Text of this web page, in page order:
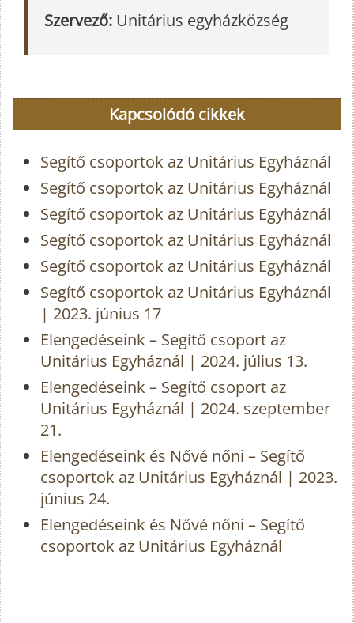
Szervező: Unitárius egyházközség
Kapcsolódó cikkek
Segítő csoportok az Unitárius Egyháznál
Segítő csoportok az Unitárius Egyháznál
Segítő csoportok az Unitárius Egyháznál
Segítő csoportok az Unitárius Egyháznál
Segítő csoportok az Unitárius Egyháznál
Segítő csoportok az Unitárius Egyháznál
| 2023. június 17
Elengedéseink – Segítő csoport az
Unitárius Egyháznál | 2024. július 13.
Elengedéseink – Segítő csoport az
Unitárius Egyháznál | 2024. szeptember
21.
Elengedéseink és Nővé nőni – Segítő
csoportok az Unitárius Egyháznál | 2023.
június 24.
Elengedéseink és Nővé nőni – Segítő
csoportok az Unitárius Egyháznál